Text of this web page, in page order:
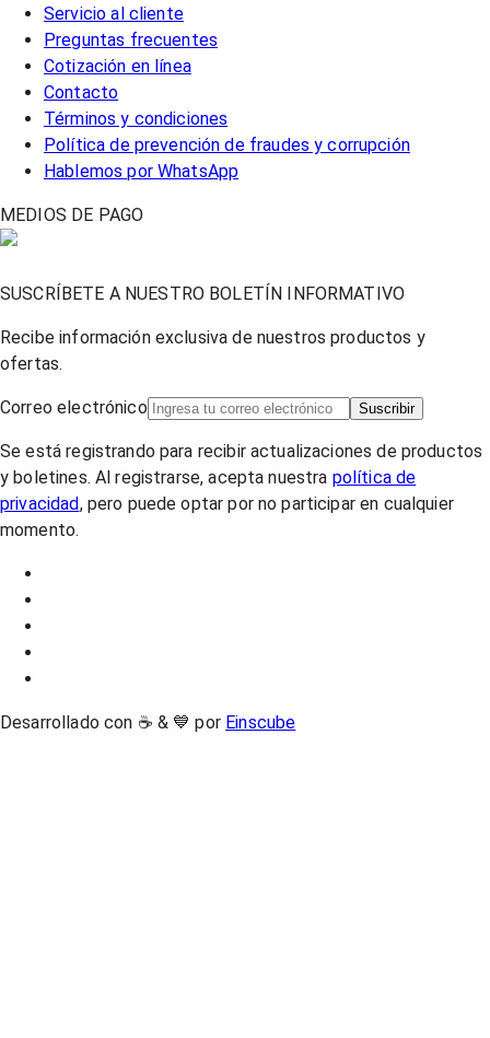
Servicio al cliente
Preguntas frecuentes
Cotización en línea
Contacto
Términos y condiciones
Política de prevención de fraudes y corrupción
Hablemos por WhatsApp
MEDIOS DE PAGO
SUSCRÍBETE A NUESTRO BOLETÍN INFORMATIVO
Recibe información exclusiva de nuestros productos y
ofertas.
Correo electrónico Suscribir
Se está registrando para recibir actualizaciones de productos
y boletines. Al registrarse, acepta nuestra política de
privacidad, pero puede optar por no participar en cualquier
momento.
Desarrollado con ☕ & 💙 por Einscube